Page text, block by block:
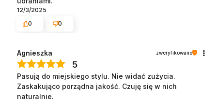
12/3/2025
0
0
Agnieszka zweryfikowano
5
Pasują do miejskiego stylu. Nie widać zużycia.
Zaskakująco porządna jakość. Czuję się w nich
naturalnie.